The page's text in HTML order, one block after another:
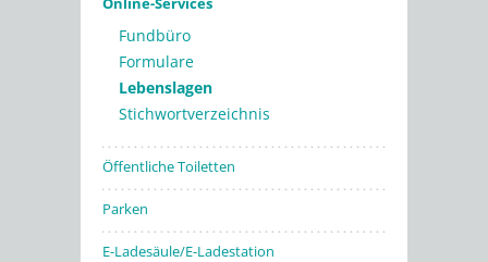
Fundbüro
Formulare
Lebenslagen
Stichwortverzeichnis
Öffentliche Toiletten
Parken
E-Ladesäule/E-Ladestation